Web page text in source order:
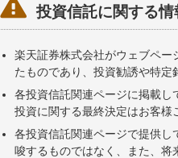
投資信託に関する
楽天証券株式会社がウェブペ
たものであり、投資勧誘や特
各投資信託関連ページに掲載
投資に関する最終決定はお客
各投資信託関連ページで提供
唆するものではなく、また、